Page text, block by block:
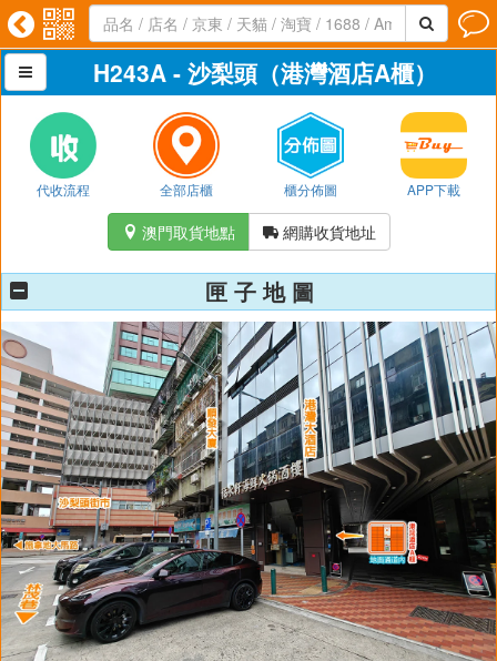
   
 H243A - 沙梨頭（港灣酒店A櫃）
代收流程 全部店櫃 櫃分佈圖 APP下載
 澳門取貨地點 網購收貨地址
匣 子 地 圖